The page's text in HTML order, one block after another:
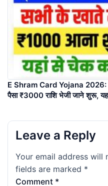
E Shram Card Yojana 2026:
पैसा ₹3000 राशि भेजी जाने शुरू,
Leave a Reply
Your email address will
fields are marked *
Comment *